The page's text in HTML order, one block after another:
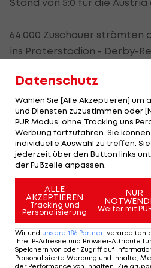
64.000 Zuschauer strömten
ins Praterstadion - Derby-
Am 1. Dezember 1973
zum einzigen Mal
Meisterschaftszähler. Die
Südstadt ausgetragene
Freundschaftsspiele
gab es im Laufe der
Güssing, Wiener Neudorf
1925).
Datenschutz
Wählen Sie [Alle Akzeptieren] um
und Diensten zuzustimmen oder
PUR Modus, ohne Tracking uns
Werbung fortzufahren. Sie
individuelle Auswahl zu treffen.
jederzeit über den Button links
der Fußzeile anpassen.
ALLE
AKZEPTIEREN
Tracking und
Personalisierung
NUR
Weiter mit
Wir und unsere 186 Partner verarbeiten
Ihre IP-Adresse und Browser-Attribute
Speichern von oder Zugriff auf
Personalisierte Werbung und Inhalte,
der Performance von Inhalten,